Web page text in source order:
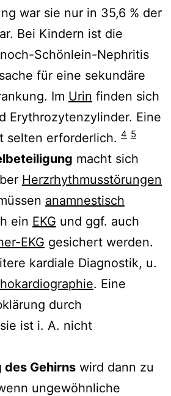
war sie nur in 35,6 % der
Bei Kindern ist die
Schönlein-Nephritis
für eine sekundäre
Im Urin finden sich
Erythrozytenzylinder. Eine
selten erforderlich. 4 5
macht sich
Herzrhythmusstörungen
anamnestisch
ein EKG und ggf. auch
EKG gesichert werden.
kardiale Diagnostik, u.
. Eine
durch
ist i. A. nicht
des Gehirns wird dann zu
ungewöhnliche